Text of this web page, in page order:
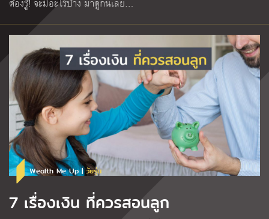
ต้องรู้! จะมีอะไรบ้าง มาดูกันเลย…
Wealth Me Up |วัยรุ่น
7 เรื่องเงิน ที่ควรสอนลูก